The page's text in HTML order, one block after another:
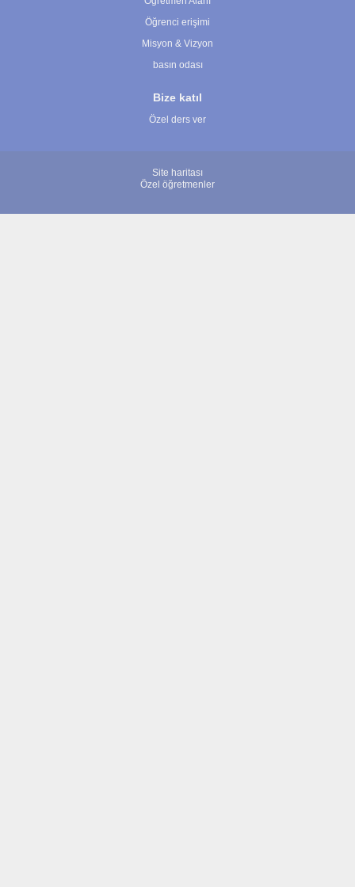
Öğrenci erişimi
Misyon & Vizyon
basın odası
Bize katıl
Özel ders ver
Site haritası
Özel öğretmenler